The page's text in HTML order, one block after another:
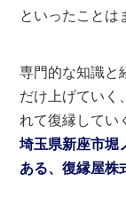
といったことは
専門的な知識と
だけ上げていく
れて復縁してい
埼玉県新座市堀
ある、復縁屋株